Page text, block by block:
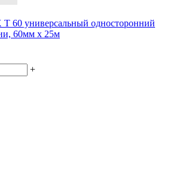
60 универсальный односторонний
60мм х 25м
+